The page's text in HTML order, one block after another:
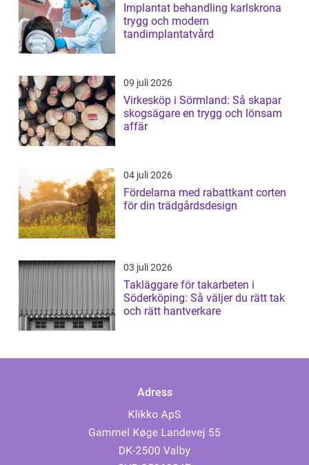
Implantat behandling karlskrona
trygg och modern
tandimplantatvård
09 juli 2026
Virkesköp i Sörmland: Så skapar
skogsägare en trygg och lönsam
affär
04 juli 2026
Fördelarna med rabattkant corten
för din trädgårdsdesign
03 juli 2026
Takläggare för takarbeten i
Söderköping: Så väljer du rätt tak
och rätt hantverkare
Adress